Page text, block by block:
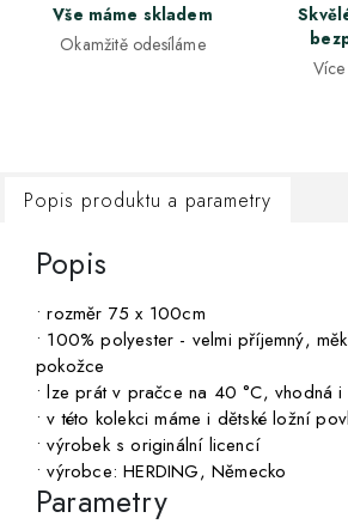
Vše máme skladem
Okamžitě odesíláme
Popis produktu a parametry
Popis
• rozměr 75 x 100cm
• 100% polyester - velmi příjemný,
pokožce
• lze prát v pračce na 40 °C, vhodná i
• v této kolekci máme i dětské ložní
• výrobek s originální licencí
• výrobce: HERDING, Německo
Parametry